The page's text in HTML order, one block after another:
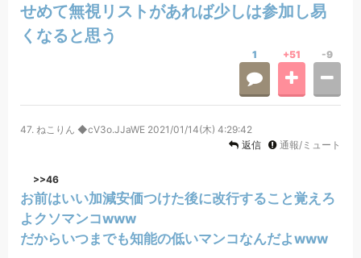
せめて無視リストがあれば少しは参加し易
くなると思う
1 +51 -9
47. ねこりん ◆cV3o.JJaWE 2021/01/14(木) 4:29:42
返信
通報/ミュート
>>46
お前はいい加減安価つけた後に改行すること覚えろ
よクソマンコwww
だからいつまでも知能の低いマンコなんだよwww